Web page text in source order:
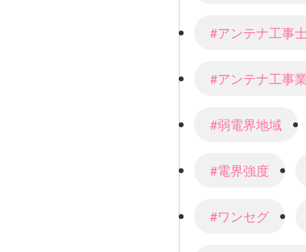
#アンテナ工事
#アンテナ工事
#弱電界地域
#電界強度
#ワンセグ